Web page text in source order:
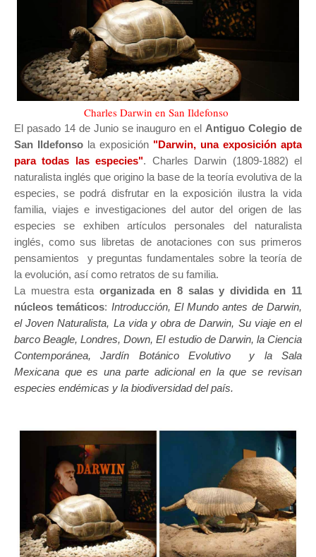
Charles Darwin en San Ildefonso
El pasado 14 de Junio se inauguro en el Antiguo Colegio de
San Ildefonso la exposición "Darwin, una exposición apta
para todas las especies". Charles Darwin (1809-1882) el
naturalista inglés que origino la base de la teoría evolutiva de la
especies, se podrá disfrutar en laexposición ilustra la vida
familia, viajes e investigaciones del autor del origen de las
especies se exhiben artículos personales del naturalista
inglés, como sus libretas de anotaciones con sus primeros
pensamientos y preguntas fundamentales sobre la teoría de
la evolución, así como retratos de su familia.
La muestra esta organizada en 8 salas y dividida en 11
núcleos temáticos: Introducción, El Mundo antes de Darwin,
el Joven Naturalista, La vida y obra de Darwin, Su viaje en el
barco Beagle, Londres, Down, El estudio de Darwin, la Ciencia
Contemporánea, Jardín Botánico Evolutivo y la Sala
Mexicana que es una parte adicional en la que se revisan
especies endémicas y la biodiversidad del país.